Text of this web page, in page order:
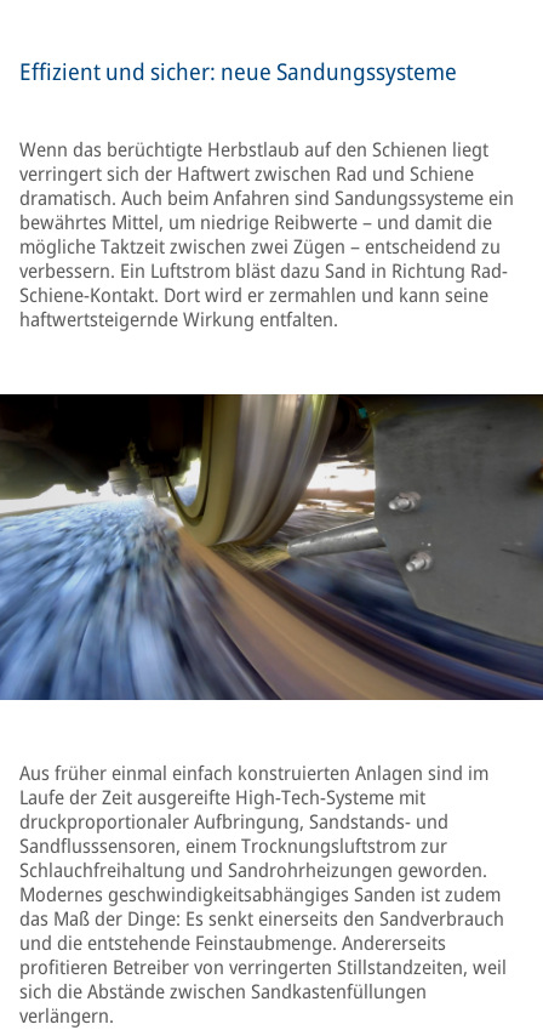
Effizient und sicher: neue Sandungssysteme
Wenn das berüchtigte Herbstlaub auf den Schienen liegt
verringert sich der Haftwert zwischen Rad und Schiene
dramatisch. Auch beim Anfahren sind Sandungssysteme ein
bewährtes Mittel, um niedrige Reibwerte – und damit die
mögliche Taktzeit zwischen zwei Zügen – entscheidend zu
verbessern. Ein Luftstrom bläst dazu Sand in Richtung Rad-
Schiene-Kontakt. Dort wird er zermahlen und kann seine
haftwertsteigernde Wirkung entfalten.
Aus früher einmal einfach konstruierten Anlagen sind im
Laufe der Zeit ausgereifte High-Tech-Systeme mit
druckproportionaler Aufbringung, Sandstands- und
Sandflusssensoren, einem Trocknungsluftstrom zur
Schlauchfreihaltung und Sandrohrheizungen geworden.
Modernes geschwindigkeitsabhängiges Sanden ist zudem
das Maß der Dinge: Es senkt einerseits den Sandverbrauch
und die entstehende Feinstaubmenge. Andererseits
profitieren Betreiber von verringerten Stillstandzeiten, weil
sich die Abstände zwischen Sandkastenfüllungen
verlängern.